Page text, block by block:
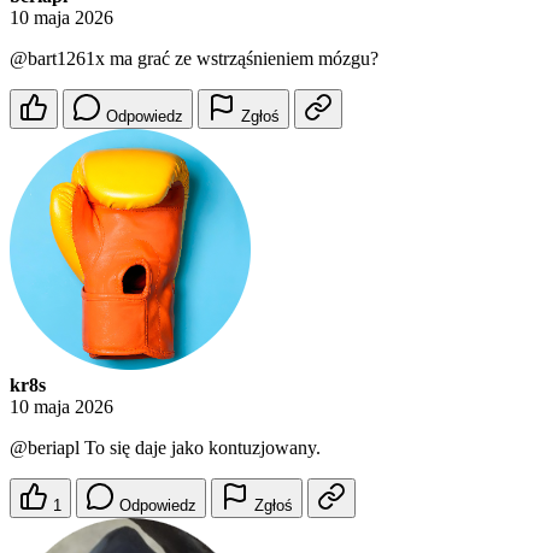
10 maja 2026
@bart1261x ma grać ze wstrząśnieniem mózgu?
Odpowiedz Zgłoś
kr8s
10 maja 2026
@beriapl To się daje jako kontuzjowany.
1 Odpowiedz Zgłoś